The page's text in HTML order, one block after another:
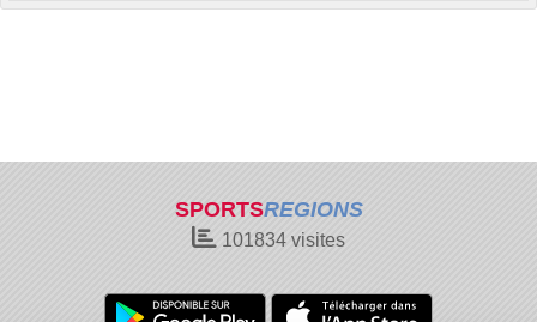
SPORTSREGIONS
101834 visites